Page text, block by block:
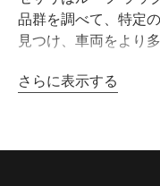
品群を調べて、特定
見つけ、車両をより
さらに表示する